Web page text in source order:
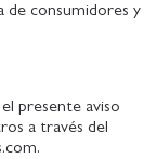
de consumidores y
presente aviso
a través del